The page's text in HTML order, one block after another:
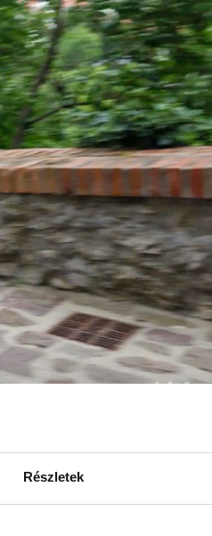
Részletek
a királynék
a Magyar
vízügyi